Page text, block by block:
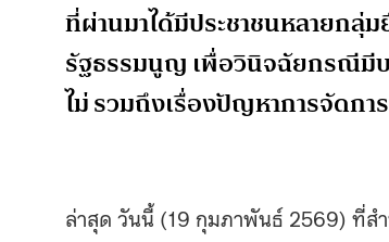
ที่ผ่านมาได้มีประชาชนหลายก
รัฐธรรมนูญ เพื่อวินิจฉัยกรณีมี
ไม่ รวมถึงเรื่องปัญหาการจัดก
ล่าสุด วันนี้ (19 กุมภาพันธ์ 2569) ที่ส